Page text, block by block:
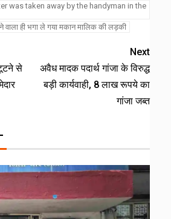
was taken away by the handyman in the
वाला ही भगा ले गया मकान मालिक की लड़की
से
Next
अवैध मादक पदार्थ गांजा के विरुद्ध
बड़ी कार्यवाही, 8 लाख रूपये का
गांजा जब्त